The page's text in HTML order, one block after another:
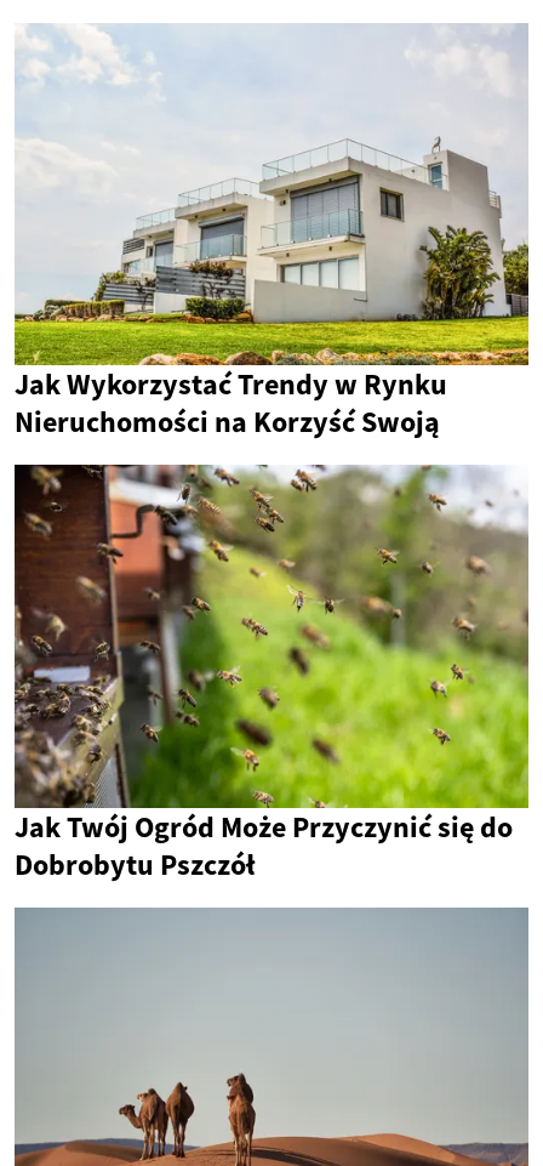
Jak Wykorzystać Trendy w Rynku
Nieruchomości na Korzyść Swoją
Jak Twój Ogród Może Przyczynić się do
Dobrobytu Pszczół